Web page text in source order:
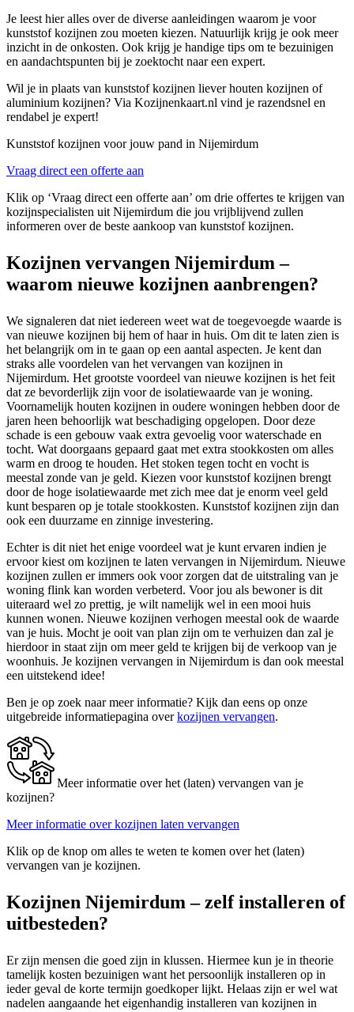
Je leest hier alles over de diverse aanleidingen waarom je voor
kunststof kozijnen zou moeten kiezen. Natuurlijk krijg je ook meer
inzicht in de onkosten. Ook krijg je handige tips om te bezuinigen
en aandachtspunten bij je zoektocht naar een expert.
Wil je in plaats van kunststof kozijnen liever houten kozijnen of
aluminium kozijnen? Via Kozijnenkaart.nl vind je razendsnel en
rendabel je expert!
Kunststof kozijnen voor jouw pand in Nijemirdum
Vraag direct een offerte aan
Klik op ‘Vraag direct een offerte aan’ om drie offertes te krijgen van
kozijnspecialisten uit Nijemirdum die jou vrijblijvend zullen
informeren over de beste aankoop van kunststof kozijnen.
Kozijnen vervangen Nijemirdum –
waarom nieuwe kozijnen aanbrengen?
We signaleren dat niet iedereen weet wat de toegevoegde waarde is
van nieuwe kozijnen bij hem of haar in huis. Om dit te laten zien is
het belangrijk om in te gaan op een aantal aspecten. Je kent dan
straks alle voordelen van het vervangen van kozijnen in
Nijemirdum. Het grootste voordeel van nieuwe kozijnen is het feit
dat ze bevorderlijk zijn voor de isolatiewaarde van je woning.
Voornamelijk houten kozijnen in oudere woningen hebben door de
jaren heen behoorlijk wat beschadiging opgelopen. Door deze
schade is een gebouw vaak extra gevoelig voor waterschade en
tocht. Wat doorgaans gepaard gaat met extra stookkosten om alles
warm en droog te houden. Het stoken tegen tocht en vocht is
meestal zonde van je geld. Kiezen voor kunststof kozijnen brengt
door de hoge isolatiewaarde met zich mee dat je enorm veel geld
kunt besparen op je totale stookkosten. Kunststof kozijnen zijn dan
ook een duurzame en zinnige investering.
Echter is dit niet het enige voordeel wat je kunt ervaren indien je
ervoor kiest om kozijnen te laten vervangen in Nijemirdum. Nieuwe
kozijnen zullen er immers ook voor zorgen dat de uitstraling van je
woning flink kan worden verbeterd. Voor jou als bewoner is dit
uiteraard wel zo prettig, je wilt namelijk wel in een mooi huis
kunnen wonen. Nieuwe kozijnen verhogen meestal ook de waarde
van je huis. Mocht je ooit van plan zijn om te verhuizen dan zal je
hierdoor in staat zijn om meer geld te krijgen bij de verkoop van je
woonhuis. Je kozijnen vervangen in Nijemirdum is dan ook meestal
een uitstekend idee!
Ben je op zoek naar meer informatie? Kijk dan eens op onze
uitgebreide informatiepagina overkozijnen vervangen.
Meer informatie over het (laten) vervangen van je
kozijnen?
Meer informatie over kozijnen laten vervangen
Klik op de knop om alles te weten te komen over het (laten)
vervangen van je kozijnen.
Kozijnen Nijemirdum – zelf installeren of
uitbesteden?
Er zijn mensen die goed zijn in klussen. Hiermee kun je in theorie
tamelijk kosten bezuinigen want het persoonlijk installeren op in
ieder geval de korte termijn goedkoper lijkt. Helaas zijn er wel wat
nadelen aangaande het eigenhandig installeren van kozijnen in